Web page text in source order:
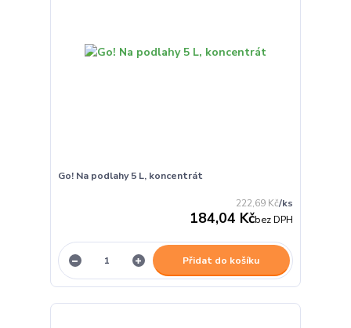
Go! Na podlahy 5 L, koncentrát
222,69 Kč/ks
184,04 Kčbez DPH
Přidat do košíku